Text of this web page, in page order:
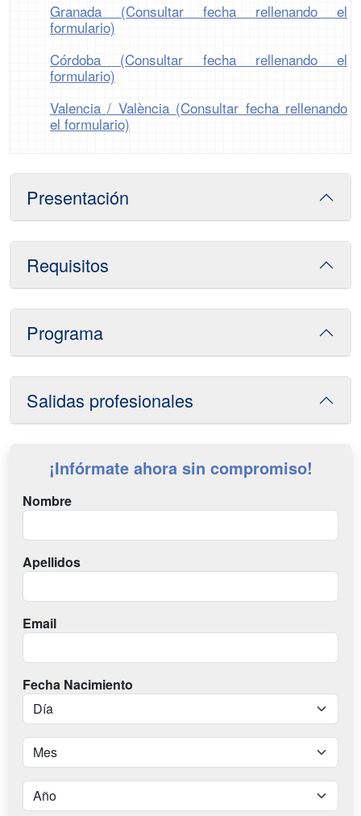
Granada (Consultar fecha rellenando el
formulario)
Córdoba (Consultar fecha rellenando el
formulario)
Valencia / València (Consultar fecha rellenando
el formulario)
Presentación
Requisitos
Programa
Salidas profesionales
¡Infórmate ahora sin compromiso!
Nombre
Apellidos
Email
Fecha Nacimiento